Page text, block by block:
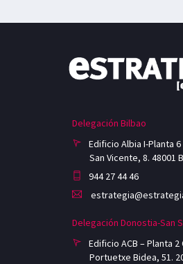
Delegación Bilbao
Edificio Albia I-Planta 6
San Vicente, 8. 48001
944 27 44 46
Delegación Donostia-San
Edificio ACB – Planta 2
Portuetxe Bidea, 51.